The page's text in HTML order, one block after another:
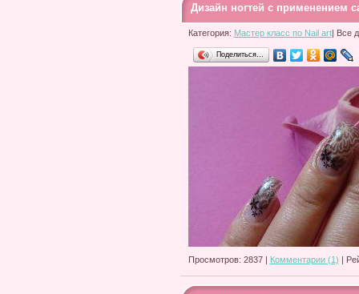
Дизайн ногтей с применением
Категория: Мастер класс по Nail art| Все
Поделиться…
Просмотров: 2837 | Комментарии (1) |